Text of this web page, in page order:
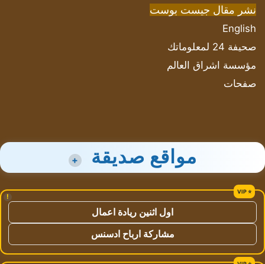
نشر مقال جيست بوست
English
صحيفة 24 لمعلوماتك
مؤسسة اشراق العالم
صفحات
مواقع صديقة +
!
اول اثنين ريادة اعمال
مشاركة ارباح ادسنس